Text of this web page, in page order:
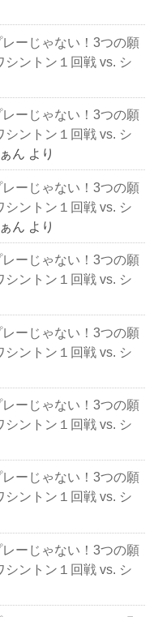
レーじゃない！3つの願
ントン１回戦 vs. シ
レーじゃない！3つの願
ントン１回戦 vs. シ
ん より
レーじゃない！3つの願
ントン１回戦 vs. シ
ん より
レーじゃない！3つの願
ントン１回戦 vs. シ
レーじゃない！3つの願
ントン１回戦 vs. シ
レーじゃない！3つの願
ントン１回戦 vs. シ
レーじゃない！3つの願
ントン１回戦 vs. シ
レーじゃない！3つの願
ントン１回戦 vs. シ